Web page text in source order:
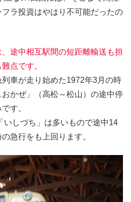
ラ投資はやはり不可能だったの
途中相互駅間の短距離輸送も担
点です。
車が走り始めた1972年3月の時
かぜ」（高松～松山）の途中停
す。
いしづち」は多いもので途中14
急行をも上回ります。